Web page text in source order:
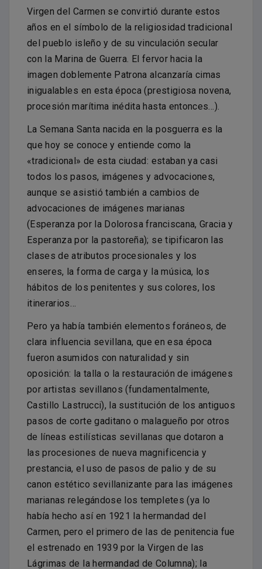
Virgen del Carmen se convirtió durante estos
años en el símbolo de la religiosidad tradicional
del pueblo isleño y de su vinculación secular
con la Marina de Guerra. El fervor hacia la
imagen doblemente Patrona alcanzaría cimas
inigualables en esta época (prestigiosa novena,
procesión marítima inédita hasta entonces…).
La Semana Santa nacida en la posguerra es la
que hoy se conoce y entiende como la
«tradicional» de esta ciudad: estaban ya casi
todos los pasos, imágenes y advocaciones,
aunque se asistió también a cambios de
advocaciones de imágenes marianas
(Esperanza por la Dolorosa franciscana, Gracia y
Esperanza por la pastoreña); se tipificaron las
clases de atributos procesionales y los
enseres, la forma de carga y la música, los
hábitos de los penitentes y sus colores, los
itinerarios…
Pero ya había también elementos foráneos, de
clara influencia sevillana, que en esa época
fueron asumidos con naturalidad y sin
oposición: la talla o la restauración de imágenes
por artistas sevillanos (fundamentalmente,
Castillo Lastrucci), la sustitución de los antiguos
pasos de corte gaditano o malagueño por otros
de líneas estilísticas sevillanas que dotaron a
las procesiones de nueva magnificencia y
prestancia, el uso de pasos de palio y de su
canon estético sevillanizante para las imágenes
marianas relegándose los templetes (ya lo
había hecho así en 1921 la hermandad del
Carmen, pero el primero de las de penitencia fue
el estrenado en 1939 por la Virgen de las
Lágrimas de la hermandad de Columna); la